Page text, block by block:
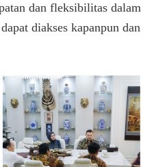
dan fleksibilitas dalam
diakses kapanpun dan